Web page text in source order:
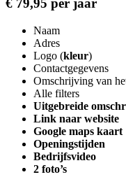
€ 79,95 per jaar
Naam
Adres
Logo (kleur)
Contactgegevens
Omschrijving van
Alle filters
Uitgebreide
Link naar website
Google maps kaart
Openingstijden
Bedrijfsvideo
2 foto’s